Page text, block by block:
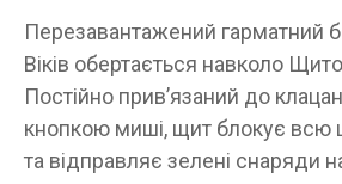
Перезавантажений гарматний
Віків обертається навколо
Постійно прив’язаний до
кнопкою миші, щит блокує всю
та відправляє зелені снаряди